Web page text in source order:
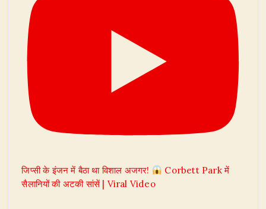
जिप्सी के इंजन में बैठा था विशाल अजगर!
Corbett Park में
सैलानियों की अटकी सांसें | Viral Video